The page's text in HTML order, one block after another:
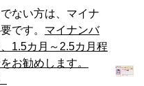
ない方は、マイナ
です。 マイナンバ
1.5カ月～2.5カ月程
お勧めします。